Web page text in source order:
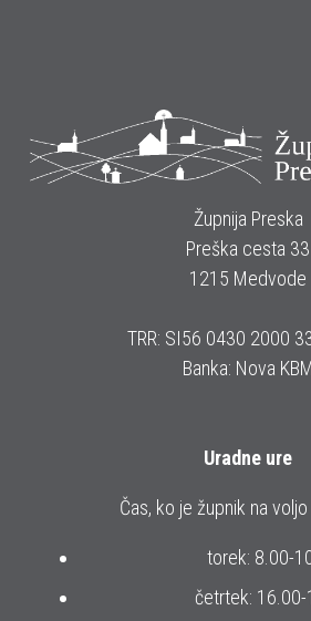
Župnija Preska
Preška cesta 33
1215 Medvode
TRR: SI56 0430 2000
Banka: Nova KBM
Uradne ure
Čas, ko je župnik na
torek: 8.00-
četrtek: